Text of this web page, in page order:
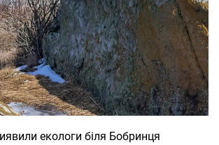
екологи біля Бобринця